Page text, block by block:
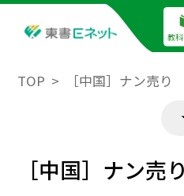
教
TOP ［中国］ナン売り
［中国］ナン売り